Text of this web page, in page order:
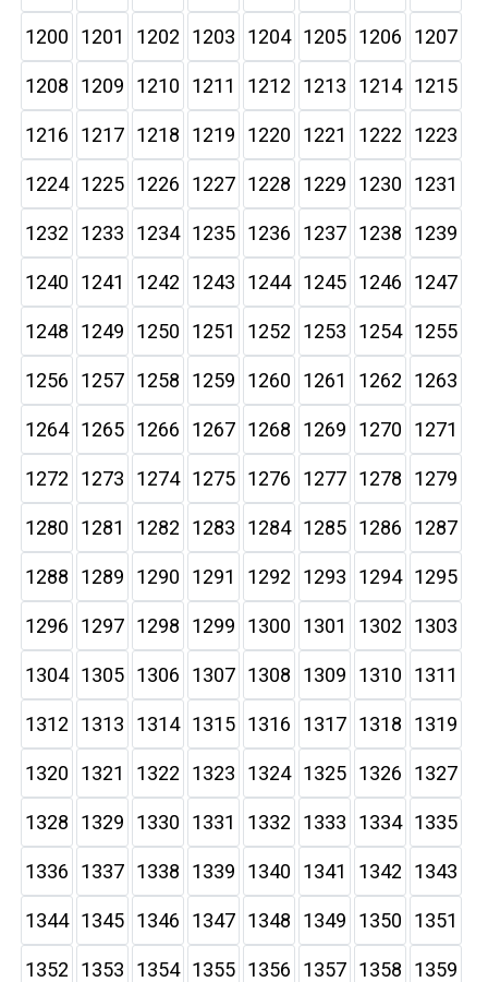
1200 1201 1202 1203 1204 1205 1206 1207
1208 1209 1210 1211 1212 1213 1214 1215
1216 1217 1218 1219 1220 1221 1222 1223
1224 1225 1226 1227 1228 1229 1230 1231
1232 1233 1234 1235 1236 1237 1238 1239
1240 1241 1242 1243 1244 1245 1246 1247
1248 1249 1250 1251 1252 1253 1254 1255
1256 1257 1258 1259 1260 1261 1262 1263
1264 1265 1266 1267 1268 1269 1270 1271
1272 1273 1274 1275 1276 1277 1278 1279
1280 1281 1282 1283 1284 1285 1286 1287
1288 1289 1290 1291 1292 1293 1294 1295
1296 1297 1298 1299 1300 1301 1302 1303
1304 1305 1306 1307 1308 1309 1310 1311
1312 1313 1314 1315 1316 1317 1318 1319
1320 1321 1322 1323 1324 1325 1326 1327
1328 1329 1330 1331 1332 1333 1334 1335
1336 1337 1338 1339 1340 1341 1342 1343
1344 1345 1346 1347 1348 1349 1350 1351
1352 1353 1354 1355 1356 1357 1358 1359